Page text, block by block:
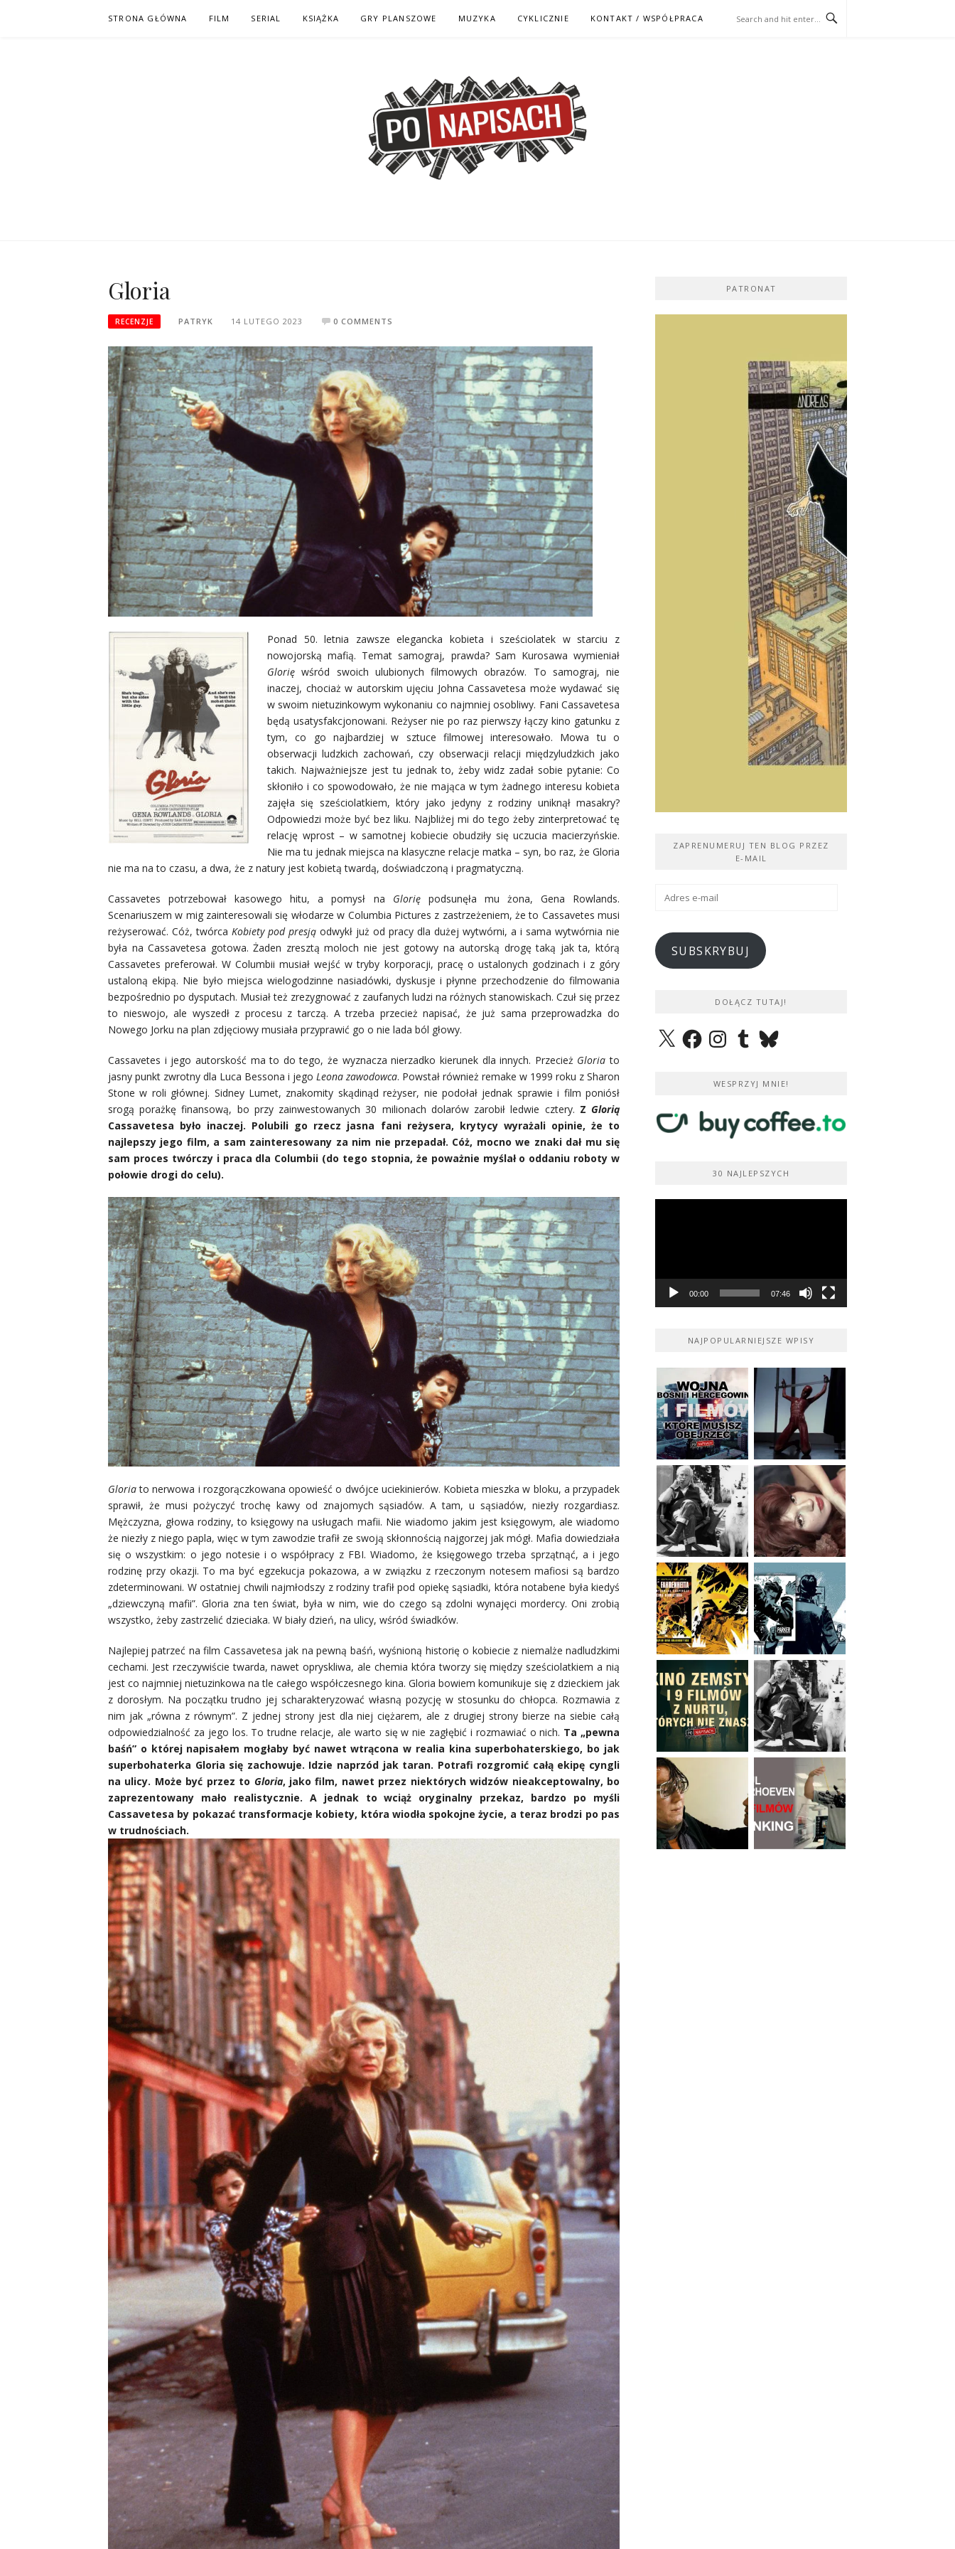
STRONA GŁÓWNA FILM SERIAL KSIĄŻKA GRY PLANSZOWE MUZYKA CYKLICZNIE KONTAKT / WSPÓŁPRACA
Gloria
RECENZJE PATRYK 14 LUTEGO 2023 0 COMMENTS
Ponad 50. letnia zawsze elegancka kobieta i sześciolatek w starciu z
nowojorską mafią. Temat samograj, prawda? Sam Kurosawa wymieniał
Glorię wśród swoich ulubionych filmowych obrazów. To samograj, nie
inaczej, chociaż w autorskim ujęciu Johna Cassavetesa może wydawać się
w swoim nietuzinkowym wykonaniu co najmniej osobliwy. Fani Cassavetesa
będą usatysfakcjonowani. Reżyser nie po raz pierwszy łączy kino gatunku z
tym, co go najbardziej w sztuce filmowej interesowało. Mowa tu o
obserwacji ludzkich zachowań, czy obserwacji relacji międzyludzkich jako
takich. Najważniejsze jest tu jednak to, żeby widz zadał sobie pytanie: Co
skłoniło i co spowodowało, że nie mająca w tym żadnego interesu kobieta
zajęła się sześciolatkiem, który jako jedyny z rodziny uniknął masakry?
Odpowiedzi może być bez liku. Najbliżej mi do tego żeby zinterpretować tę
relację wprost – w samotnej kobiecie obudziły się uczucia macierzyńskie.
Nie ma tu jednak miejsca na klasyczne relacje matka – syn, bo raz, że Gloria
nie ma na to czasu, a dwa, że z natury jest kobietą twardą, doświadczoną i pragmatyczną.
Cassavetes potrzebował kasowego hitu, a pomysł na Glorię podsunęła mu żona, Gena Rowlands.
Scenariuszem w mig zainteresowali się włodarze w Columbia Pictures z zastrzeżeniem, że to Cassavetes musi
reżyserować. Cóż, twórca Kobiety pod presją odwykł już od pracy dla dużej wytwórni, a i sama wytwórnia nie
była na Cassavetesa gotowa. Żaden zresztą moloch nie jest gotowy na autorską drogę taką jak ta, którą
Cassavetes preferował. W Columbii musiał wejść w tryby korporacji, pracę o ustalonych godzinach i z góry
ustaloną ekipą. Nie było miejsca wielogodzinne nasiadówki, dyskusje i płynne przechodzenie do filmowania
bezpośrednio po dysputach. Musiał też zrezygnować z zaufanych ludzi na różnych stanowiskach. Czuł się przez
to nieswojo, ale wyszedł z procesu z tarczą. A trzeba przecież napisać, że już sama przeprowadzka do
Nowego Jorku na plan zdjęciowy musiała przyprawić go o nie lada ból głowy.
Cassavetes i jego autorskość ma to do tego, że wyznacza nierzadko kierunek dla innych. Przecież Gloria to
jasny punkt zwrotny dla Luca Bessona i jego Leona zawodowca. Powstał również remake w 1999 roku z Sharon
Stone w roli głównej. Sidney Lumet, znakomity skądinąd reżyser, nie podołał jednak sprawie i film poniósł
srogą porażkę finansową, bo przy zainwestowanych 30 milionach dolarów zarobił ledwie cztery. ZGlorią
Cassavetesa było inaczej. Polubili go rzecz jasna fani reżysera, krytycy wyrażali opinie, że to
najlepszy jego film, a sam zainteresowany za nim nie przepadał. Cóż, mocno we znaki dał mu się
sam proces twórczy i praca dla Columbii (do tego stopnia, że poważnie myślał o oddaniu roboty w
połowie drogi do celu).
Gloriato nerwowa i rozgorączkowana opowieść o dwójce uciekinierów. Kobieta mieszka w bloku, a przypadek
sprawił, że musi pożyczyć trochę kawy od znajomych sąsiadów. A tam, u sąsiadów, niezły rozgardiasz.
Mężczyzna, głowa rodziny, to księgowy na usługach mafii. Nie wiadomo jakim jest księgowym, ale wiadomo
że niezły z niego papla, więc w tym zawodzie trafił ze swoją skłonnością najgorzej jak mógł. Mafia dowiedziała
się o wszystkim: o jego notesie i o współpracy z FBI. Wiadomo, że księgowego trzeba sprzątnąć, a i jego
rodzinę przy okazji. To ma być egzekucja pokazowa, a w związku z rzeczonym notesem mafiosi są bardzo
zdeterminowani. W ostatniej chwili najmłodszy z rodziny trafił pod opiekę sąsiadki, która notabene była kiedyś
„dziewczyną mafii”. Gloria zna ten świat, była w nim, wie do czego są zdolni wynajęci mordercy. Oni zrobią
wszystko, żeby zastrzelić dzieciaka. W biały dzień, na ulicy, wśród świadków.
Najlepiej patrzeć na film Cassavetesa jak na pewną baśń, wyśnioną historię o kobiecie z niemalże nadludzkimi
cechami. Jest rzeczywiście twarda, nawet opryskliwa, ale chemia która tworzy się między sześciolatkiem a nią
jest co najmniej nietuzinkowa na tle całego współczesnego kina. Gloria bowiem komunikuje się z dzieckiem jak
z dorosłym. Na początku trudno jej scharakteryzować własną pozycję w stosunku do chłopca. Rozmawia z
nim jak „równa z równym”. Z jednej strony jest dla niej ciężarem, ale z drugiej strony bierze na siebie całą
odpowiedzialność za jego los. To trudne relacje, ale warto się w nie zagłębić i rozmawiać o nich. Ta „pewna
baśń” o której napisałem mogłaby być nawet wtrącona w realia kina superbohaterskiego, bo jak
superbohaterka Gloria się zachowuje. Idzie naprzód jak taran. Potrafi rozgromić całą ekipę cyngli
na ulicy. Może być przez to Gloria, jako film, nawet przez niektórych widzów nieakceptowalny, bo
zaprezentowany mało realistycznie. A jednak to wciąż oryginalny przekaz, bardzo po myśli
Cassavetesa by pokazać transformacje kobiety, która wiodła spokojne życie, a teraz brodzi po pas
w trudnościach.
PATRONAT
ZAPRENUMERUJ TEN BLOG PRZEZ
E-MAIL
Adres
SUBSKRYBUJ
DOŁĄCZ TUTAJ!
X FacebookInstagramTumblrBluesky
WESPRZYJ MNIE!
30 NAJLEPSZYCH
00:00 07:46
NAJPOPULARNIEJSZE WPISY